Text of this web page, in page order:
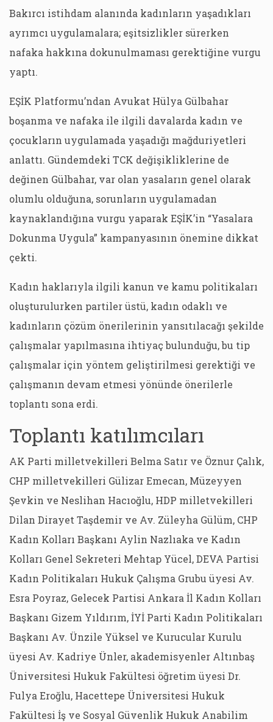
Bakırcı istihdam alanında kadınların yaşadıkları
ayrımcı uygulamalara; eşitsizlikler sürerken
nafaka hakkına dokunulmaması gerektiğine vurgu
yaptı.
EŞİK Platformu’ndan Avukat Hülya Gülbahar
boşanma ve nafaka ile ilgili davalarda kadın ve
çocukların uygulamada yaşadığı mağduriyetleri
anlattı. Gündemdeki TCK değişikliklerine de
değinen Gülbahar, var olan yasaların genel olarak
olumlu olduğuna, sorunların uygulamadan
kaynaklandığına vurgu yaparak EŞİK’in “Yasalara
Dokunma Uygula” kampanyasının önemine dikkat
çekti.
Kadın haklarıyla ilgili kanun ve kamu politikaları
oluşturulurken partiler üstü, kadın odaklı ve
kadınların çözüm önerilerinin yansıtılacağı şekilde
çalışmalar yapılmasına ihtiyaç bulunduğu, bu tip
çalışmalar için yöntem geliştirilmesi gerektiği ve
çalışmanın devam etmesi yönünde önerilerle
toplantı sona erdi.
Toplantı katılımcıları
AK Parti milletvekilleri Belma Satır ve Öznur Çalık,
CHP milletvekilleri Gülizar Emecan, Müzeyyen
Şevkin ve Neslihan Hacıoğlu, HDP milletvekilleri
Dilan Dirayet Taşdemir ve Av. Züleyha Gülüm, CHP
Kadın Kolları Başkanı Aylin Nazlıaka ve Kadın
Kolları Genel Sekreteri Mehtap Yücel, DEVA Partisi
Kadın Politikaları Hukuk Çalışma Grubu üyesi Av.
Esra Poyraz, Gelecek Partisi Ankara İl Kadın Kolları
Başkanı Gizem Yıldırım, İYİ Parti Kadın Politikaları
Başkanı Av. Ünzile Yüksel ve Kurucular Kurulu
üyesi Av. Kadriye Ünler, akademisyenler Altınbaş
Üniversitesi Hukuk Fakültesi öğretim üyesi Dr.
Fulya Eroğlu, Hacettepe Üniversitesi Hukuk
Fakültesi İş ve Sosyal Güvenlik Hukuk Anabilim